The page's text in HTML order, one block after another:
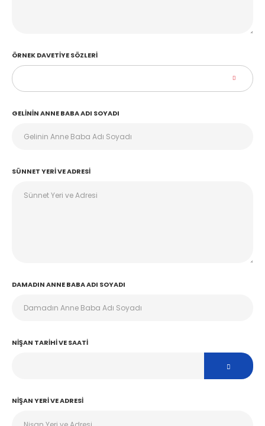
ÖRNEK DAVETIYE SÖZLERI
GELININ ANNE BABA ADI SOYADI
SÜNNET YERI VE ADRESI
DAMADIN ANNE BABA ADI SOYADI
NIŞAN TARIHI VE SAATI
NIŞAN YERI VE ADRESI